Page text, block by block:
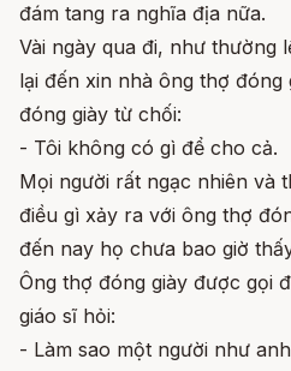
đám tang ra nghĩa địa nữa.
Vài ngày qua đi, như thường
lại đến xin nhà ông thợ đóng
đóng giày từ chối:
- Tôi không có gì để cho cả.
Mọi người rất ngạc nhiên và
điều gì xảy ra với ông thợ
đến nay họ chưa bao giờ
Ông thợ đóng giày được gọi
giáo sĩ hỏi:
- Làm sao một người như